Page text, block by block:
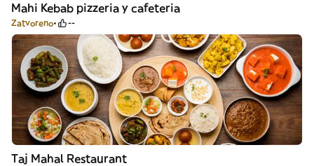
Mahi Kebab pizzeria y cafeteria
Zatvoreno --
Taj Mahal Restaurant